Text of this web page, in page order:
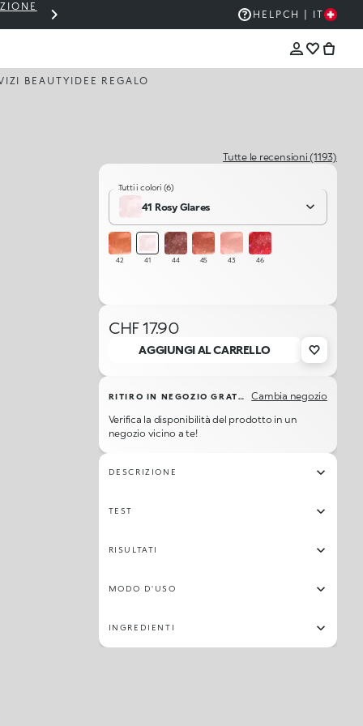
THE KIKO SALE: FINO AL 50% DI
HELPCH | IT
BEAUTY IDEE REGALO
Tutte le recensioni (1193)
Tutti i colori (6)
41 Rosy Glares
42 41 44 45 43 46
CHF 17.90
AGGIUNGI AL CARRELLO
RITIRO IN NEGOZIO GRATUITO
Cambia negozio
Verifica la disponibilità del prodotto in un
negozio vicino a te!
DESCRIZIONE
TEST
RISULTATI
MODO D'USO
INGREDIENTI